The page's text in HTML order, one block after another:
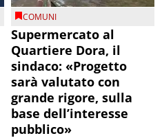
COMUNI
Supermercato al
Quartiere Dora, il
sindaco: «Progetto
sarà valutato con
grande rigore, sulla
base dell’interesse
pubblico»